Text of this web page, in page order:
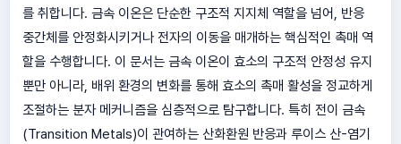
를 취합니다. 금속 이온은 단순한 구조적 지지체 역할을 넘어, 반응
중간체를 안정화시키거나 전자의 이동을 매개하는 핵심적인 촉매 역
할을 수행합니다. 이 문서는 금속 이온이 효소의 구조적 안정성 유지
뿐만 아니라, 배위 환경의 변화를 통해 효소의 촉매 활성을 정교하게
조절하는 분자 메커니즘을 심층적으로 탐구합니다. 특히 전이 금속
(Transition Metals)이 관여하는 산화환원 반응과 루이스 산-염기